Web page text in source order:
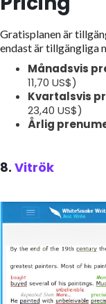
Gratisplanen är
endast är tillgängliga
Månadsvis
11,70 US$)
Kvartalsvis
23,40 US$)
Årlig
8. Vitrök